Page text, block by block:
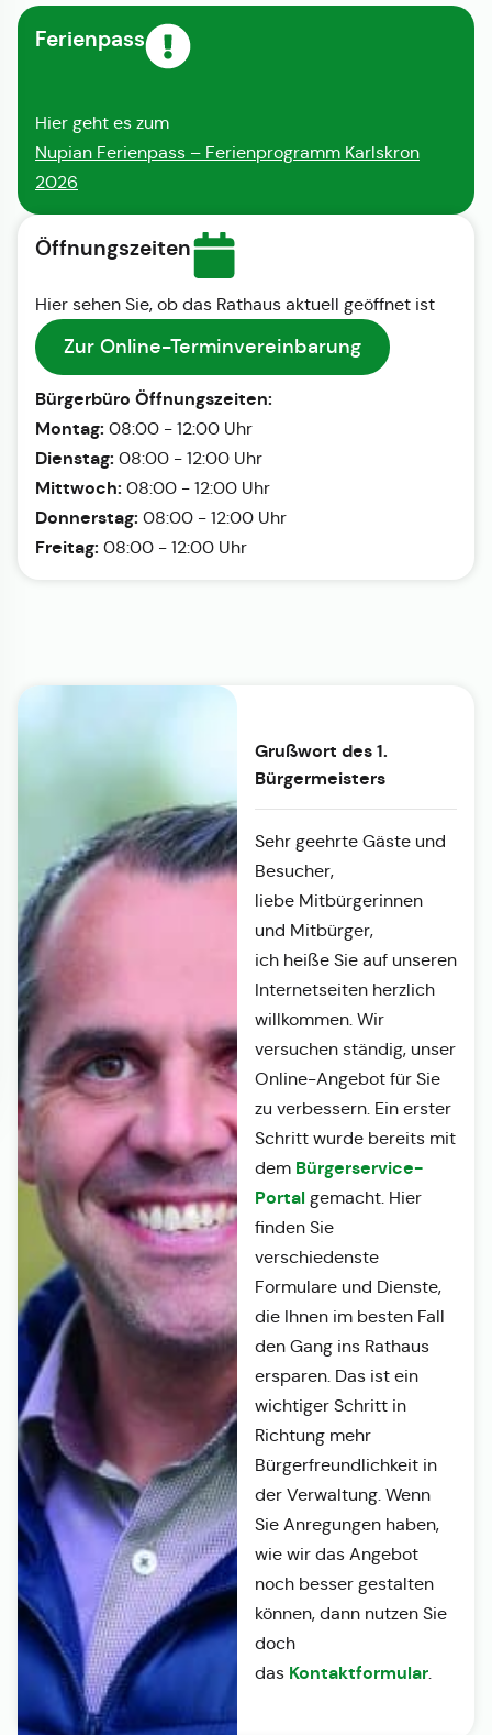
Ferienpass
Hier geht es zum
Nupian Ferienpass – Ferienprogramm Karlskron
2026
Öffnungszeiten
Hier sehen Sie, ob das Rathaus aktuell geöffnet ist
Zur Online-Terminvereinbarung
Bürgerbüro Öffnungszeiten:
Montag: 08:00 - 12:00 Uhr
Dienstag: 08:00 - 12:00 Uhr
Mittwoch: 08:00 - 12:00 Uhr
Donnerstag: 08:00 - 12:00 Uhr
Freitag: 08:00 - 12:00 Uhr
Grußwort des 1.
Bürgermeisters
Sehr geehrte Gäste und
Besucher,
liebe Mitbürgerinnen
und Mitbürger,
ich heiße Sie auf unseren
Internetseiten herzlich
willkommen. Wir
versuchen ständig, unser
Online-Angebot für Sie
zu verbessern. Ein erster
Schritt wurde bereits mit
dem Bürgerservice-
Portalgemacht. Hier
finden Sie
verschiedenste
Formulare und Dienste,
die Ihnen im besten Fall
den Gang ins Rathaus
ersparen. Das ist ein
wichtiger Schritt in
Richtung mehr
Bürgerfreundlichkeit in
der Verwaltung. Wenn
Sie Anregungen haben,
wie wir das Angebot
noch besser gestalten
können, dann nutzen Sie
doch
das Kontaktformular.